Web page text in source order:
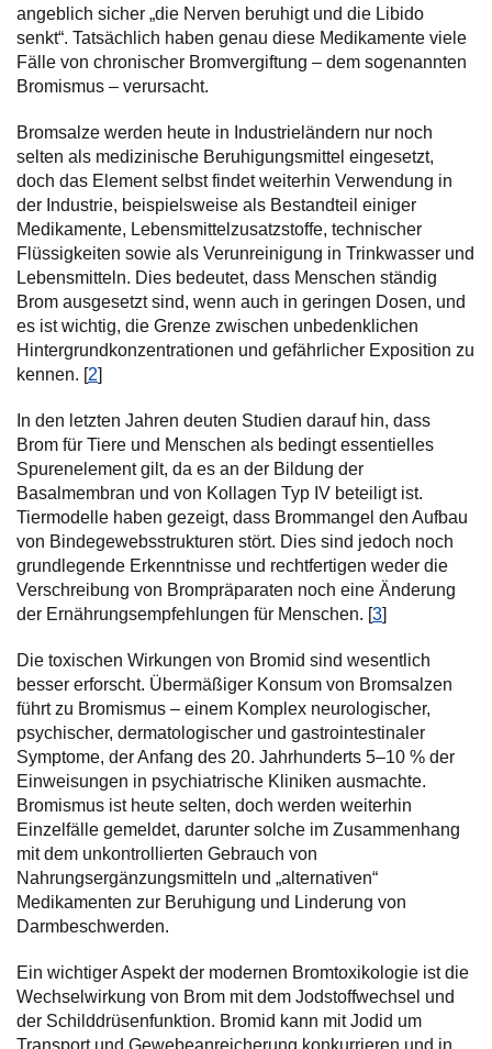
angeblich sicher „die Nerven beruhigt und die Libido
senkt“. Tatsächlich haben genau diese Medikamente viele
Fälle von chronischer Bromvergiftung – dem sogenannten
Bromismus – verursacht.
Bromsalze werden heute in Industrieländern nur noch
selten als medizinische Beruhigungsmittel eingesetzt,
doch das Element selbst findet weiterhin Verwendung in
der Industrie, beispielsweise als Bestandteil einiger
Medikamente, Lebensmittelzusatzstoffe, technischer
Flüssigkeiten sowie als Verunreinigung in Trinkwasser und
Lebensmitteln. Dies bedeutet, dass Menschen ständig
Brom ausgesetzt sind, wenn auch in geringen Dosen, und
es ist wichtig, die Grenze zwischen unbedenklichen
Hintergrundkonzentrationen und gefährlicher Exposition zu
kennen. [2]
In den letzten Jahren deuten Studien darauf hin, dass
Brom für Tiere und Menschen als bedingt essentielles
Spurenelement gilt, da es an der Bildung der
Basalmembran und von Kollagen Typ IV beteiligt ist.
Tiermodelle haben gezeigt, dass Brommangel den Aufbau
von Bindegewebsstrukturen stört. Dies sind jedoch noch
grundlegende Erkenntnisse und rechtfertigen weder die
Verschreibung von Brompräparaten noch eine Änderung
der Ernährungsempfehlungen für Menschen. [3]
Die toxischen Wirkungen von Bromid sind wesentlich
besser erforscht. Übermäßiger Konsum von Bromsalzen
führt zu Bromismus – einem Komplex neurologischer,
psychischer, dermatologischer und gastrointestinaler
Symptome, der Anfang des 20. Jahrhunderts 5–10 % der
Einweisungen in psychiatrische Kliniken ausmachte.
Bromismus ist heute selten, doch werden weiterhin
Einzelfälle gemeldet, darunter solche im Zusammenhang
mit dem unkontrollierten Gebrauch von
Nahrungsergänzungsmitteln und „alternativen“
Medikamenten zur Beruhigung und Linderung von
Darmbeschwerden.
Ein wichtiger Aspekt der modernen Bromtoxikologie ist die
Wechselwirkung von Brom mit dem Jodstoffwechsel und
der Schilddrüsenfunktion. Bromid kann mit Jodid um
Transport und Gewebeanreicherung konkurrieren und in